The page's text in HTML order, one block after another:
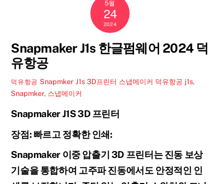
5월
24
2024
Snapmaker J1s 한글펌웨어 2024 덕
유항공
덕유항공 Snapmker J1s 3D프린터 스냅메이커 덕유항공 j1s,
Snapmker, 스냅메이커
Snapmaker J1S 3D 프린터
장점: 빠르고 정확한 인쇄:
Snapmaker 이중 압출기 3D 프린터는 진동 보상
기술을 통합하여 고주파 진동에서도 안정적인 인